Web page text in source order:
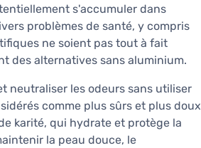
s'accumuler dans
problèmes de santé, y compris
ne soient pas tout à fait
des alternatives sans aluminium.
neutraliser les odeurs sans utiliser
comme plus sûrs et plus doux
karité, qui hydrate et protège la
la peau douce, le